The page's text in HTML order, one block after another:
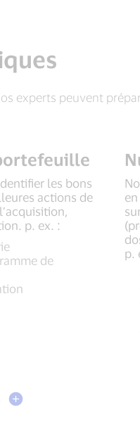
experts peuvent
les bons
actions de
p. ex. :
de
p.